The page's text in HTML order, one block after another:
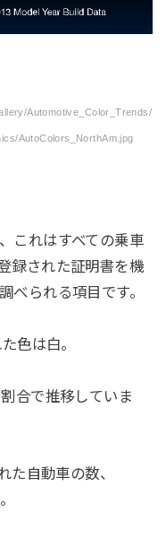
Automotive_Color_Trends/
AutoColors_NorthAm.jpg
これはすべての乗車
録された証明書を機
べられる項目です。
色は白。
合で推移していま
た自動車の数、